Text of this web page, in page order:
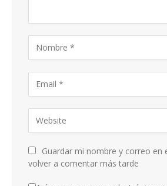
Guardar mi nombre y correo en
volver a comentar más tarde